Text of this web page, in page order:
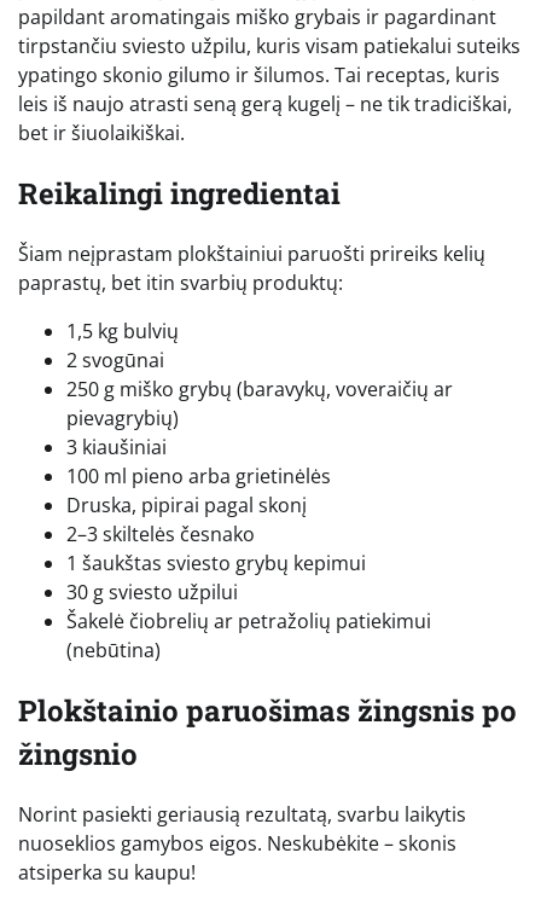
papildant aromatingais miško grybais ir pagardinant
tirpstančiu sviesto užpilu, kuris visam patiekalui suteiks
ypatingo skonio gilumo ir šilumos. Tai receptas, kuris
leis iš naujo atrasti seną gerą kugelį – ne tik tradiciškai,
bet ir šiuolaikiškai.
Reikalingi ingredientai
Šiam neįprastam plokštainiui paruošti prireiks kelių
paprastų, bet itin svarbių produktų:
1,5 kg bulvių
2 svogūnai
250 g miško grybų (baravykų, voveraičių ar
pievagrybių)
3 kiaušiniai
100 ml pieno arba grietinėlės
Druska, pipirai pagal skonį
2–3 skiltelės česnako
1 šaukštas sviesto grybų kepimui
30 g sviesto užpilui
Šakelė čiobrelių ar petražolių patiekimui
(nebūtina)
Plokštainio paruošimas žingsnis po
žingsnio
Norint pasiekti geriausią rezultatą, svarbu laikytis
nuoseklios gamybos eigos. Neskubėkite – skonis
atsiperka su kaupu!